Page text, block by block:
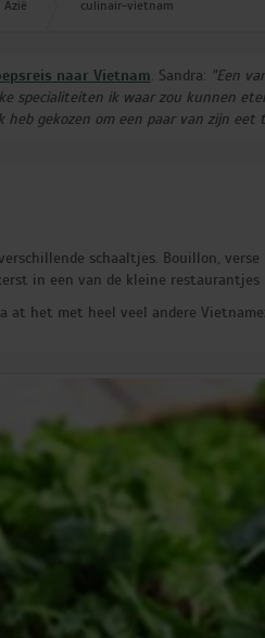
Azië culinair-vietnam
naar Vietnam. Sandra: "Een
specialiteiten ik waar zou kunnen
gekozen om een paar van zijn eet
schaaltjes. Bouillon,
in een van de kleine
at het met heel veel andere